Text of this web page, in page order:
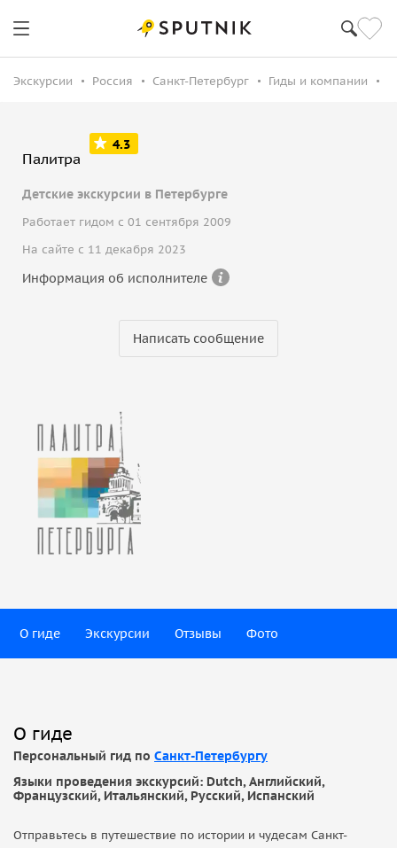
Экскурсии Россия Санкт-Петербург Гиды и компании
Палитра
4.3
Детские экскурсии в Петербурге
Работает гидом с 01 сентября 2009
На сайте с 11 декабря 2023
Информация об исполнителе
Написать сообщение
О гиде Экскурсии Отзывы Фото
О гиде
Персональный гид по Санкт-Петербургу
Языки проведения экскурсий: Dutch, Английский,
Французский, Итальянский, Русский, Испанский
Отправьтесь в путешествие по истории и чудесам Санкт-